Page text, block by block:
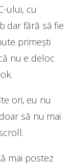
ului, cu
dar fără să fie
primești
nu e deloc
ori, eu nu
să nu mai
mai postez